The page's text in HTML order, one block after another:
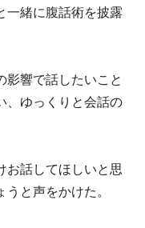
一緒に腹話術を披露
響で話したいこと
、ゆっくりと会話の
話してほしいと思
と声をかけた。